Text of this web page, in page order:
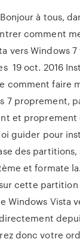
à tous,
comment
vers Windows
19 oct. 2016
comment faire
7 proprement,
et proprement
guider pour
des
et formate
cette
Windows Vista
donc votre